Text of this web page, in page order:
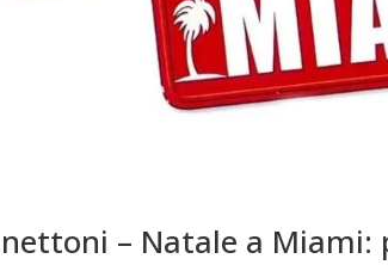
– Natale a Miami: